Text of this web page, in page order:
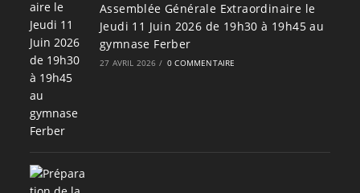
Assemblée Générale Extraordinaire le
Jeudi 11 Juin 2026 de 19h30 à 19h45 au
gymnase Ferber
27 AVRIL 2026 / 0 COMMENTAIRE